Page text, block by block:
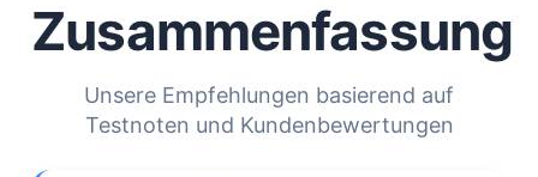
Zusammenfassung
Unsere Empfehlungen basierend auf
Testnoten und Kundenbewertungen